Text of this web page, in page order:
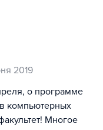
2019
о программе
компьютерных
Многое